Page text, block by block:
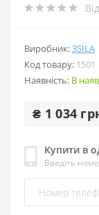
Виробник:3SILA
Код товару: 1501
Наявність: В
₴ 1 034
Купити в
Введіть